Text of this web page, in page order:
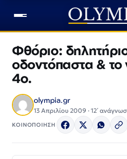
Φθόριο:
οδοντόπαστα & το
4ο.
olympia.gr
13 Απριλίου 2009 · 12΄
ΚΟΙΝΟΠΟΙΗΣΗ